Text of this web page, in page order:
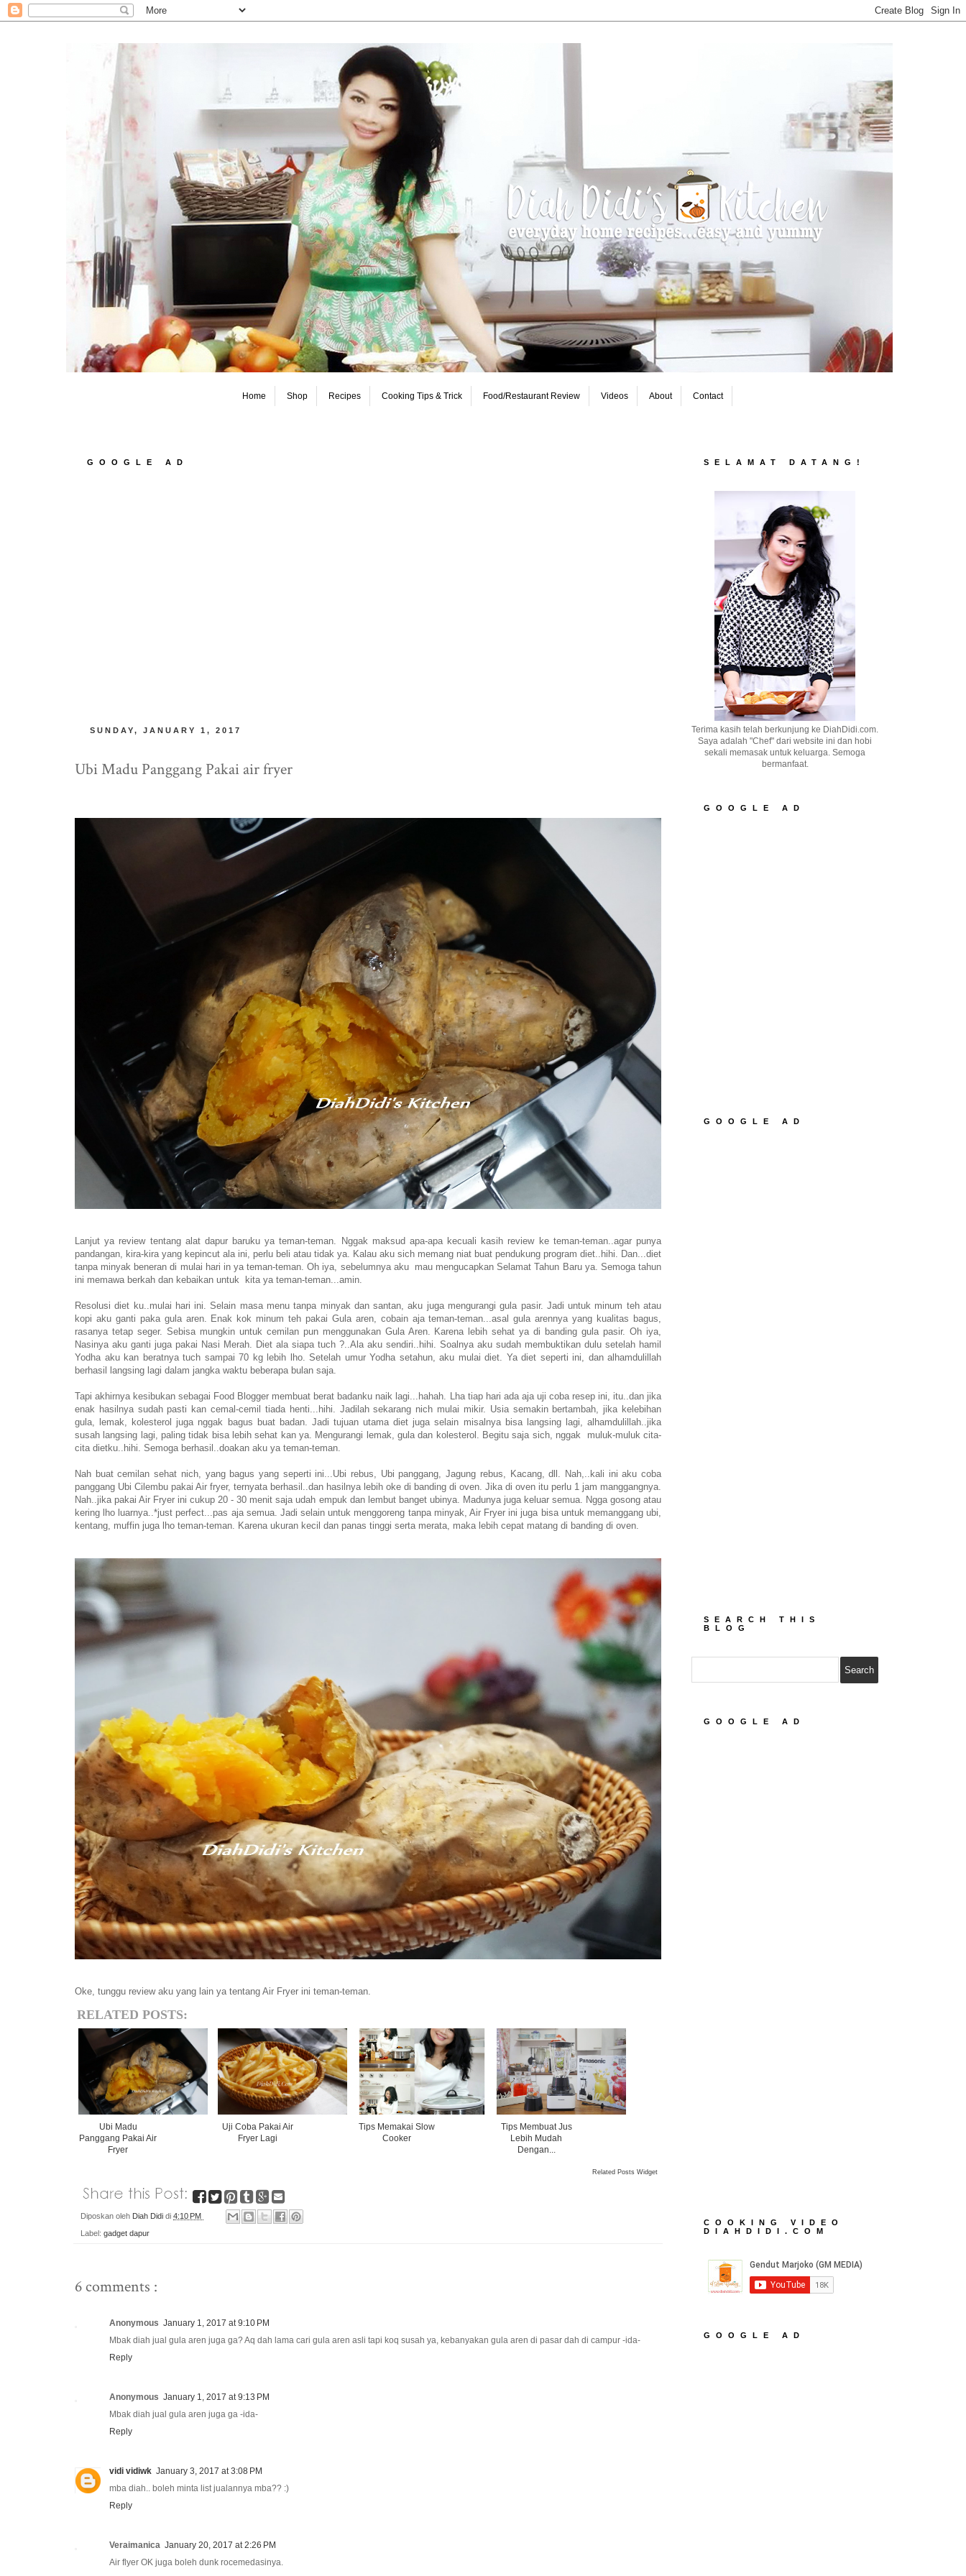
Home Shop Recipes Cooking Tips & Trick Food/Restaurant Review Videos About Contact
GOOGLE AD
SUNDAY, JANUARY 1, 2017
Ubi Madu Panggang Pakai air fryer
Lanjut ya review tentang alat dapur baruku ya teman-teman. Nggak maksud apa-apa kecuali kasih review ke teman-teman..agar punya
pandangan, kira-kira yang kepincut ala ini, perlu beli atau tidak ya. Kalau aku sich memang niat buat pendukung program diet..hihi. Dan...diet
tanpa minyak beneran di mulai hari in ya teman-teman. Oh iya, sebelumnya aku mau mengucapkan Selamat Tahun Baru ya. Semoga tahun
ini memawa berkah dan kebaikan untuk kita ya teman-teman...amin.
Resolusi diet ku..mulai hari ini. Selain masa menu tanpa minyak dan santan, aku juga mengurangi gula pasir. Jadi untuk minum teh atau
kopi aku ganti paka gula aren. Enak kok minum teh pakai Gula aren, cobain aja teman-teman...asal gula arennya yang kualitas bagus,
rasanya tetap seger. Sebisa mungkin untuk cemilan pun menggunakan Gula Aren. Karena lebih sehat ya di banding gula pasir. Oh iya,
Nasinya aku ganti juga pakai Nasi Merah. Diet ala siapa tuch ?..Ala aku sendiri..hihi. Soalnya aku sudah membuktikan dulu setelah hamil
Yodha aku kan beratnya tuch sampai 70 kg lebih lho. Setelah umur Yodha setahun, aku mulai diet. Ya diet seperti ini, dan alhamdulillah
berhasil langsing lagi dalam jangka waktu beberapa bulan saja.
Tapi akhirnya kesibukan sebagai Food Blogger membuat berat badanku naik lagi...hahah. Lha tiap hari ada aja uji coba resep ini, itu..dan jika
enak hasilnya sudah pasti kan cemal-cemil tiada henti...hihi. Jadilah sekarang nich mulai mikir. Usia semakin bertambah, jika kelebihan
gula, lemak, kolesterol juga nggak bagus buat badan. Jadi tujuan utama diet juga selain misalnya bisa langsing lagi, alhamdulillah..jika
susah langsing lagi, paling tidak bisa lebih sehat kan ya. Mengurangi lemak, gula dan kolesterol. Begitu saja sich, nggak muluk-muluk cita-
cita dietku..hihi. Semoga berhasil..doakan aku ya teman-teman.
Nah buat cemilan sehat nich, yang bagus yang seperti ini...Ubi rebus, Ubi panggang, Jagung rebus, Kacang, dll. Nah,..kali ini aku coba
panggang Ubi Cilembu pakai Air fryer, ternyata berhasil..dan hasilnya lebih oke di banding di oven. Jika di oven itu perlu 1 jam manggangnya.
Nah..jika pakai Air Fryer ini cukup 20 - 30 menit saja udah empuk dan lembut banget ubinya. Madunya juga keluar semua. Ngga gosong atau
kering lho luarnya..*just perfect...pas aja semua. Jadi selain untuk menggoreng tanpa minyak, Air Fryer ini juga bisa untuk memanggang ubi,
kentang, muffin juga lho teman-teman. Karena ukuran kecil dan panas tinggi serta merata, maka lebih cepat matang di banding di oven.
Oke, tunggu review aku yang lain ya tentang Air Fryer ini teman-teman.
RELATED POSTS:
Ubi Madu
Panggang Pakai Air
Fryer
Uji Coba Pakai Air
Fryer Lagi
Tips Memakai Slow
Cooker
Tips Membuat Jus
Lebih Mudah
Dengan...
Related Posts Widget
Diposkan oleh Diah Didi di 4:10 PM
Label: gadget dapur
6 comments :
Anonymous January 1, 2017 at 9:10 PM
Mbak diah jual gula aren juga ga? Aq dah lama cari gula aren asli tapi koq susah ya, kebanyakan gula aren di pasar dah di campur -ida-
Reply
Anonymous January 1, 2017 at 9:13 PM
Mbak diah jual gula aren juga ga -ida-
Reply
vidi vidiwk January 3, 2017 at 3:08 PM
mba diah.. boleh minta list jualannya mba?? :)
Reply
Veraimanica January 20, 2017 at 2:26 PM
Air flyer OK juga boleh dunk rocemedasinya.
SELAMAT DATANG!
Terima kasih telah berkunjung ke DiahDidi.com.
Saya adalah "Chef" dari website ini dan hobi
sekali memasak untuk keluarga. Semoga
bermanfaat.
GOOGLE AD
GOOGLE AD
SEARCH THIS
BLOG
GOOGLE AD
COOKING VIDEO
DIAHDIDI.COM
GOOGLE AD